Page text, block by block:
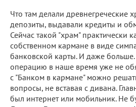
Что там делали древнегреческие
депозиты, выдавали кредиты и
Сейчас такой "храм" практически
собственном кармане в виде
банковской карты. И даже
операцию в наше время уже не
с "Банком в кармане" можно
вопросы, не вставая с дивана.
был интернет или мобильник. Не